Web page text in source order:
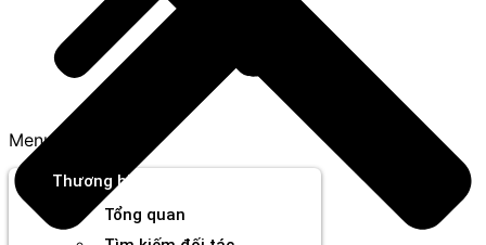
Menu
Thương hiệu
Tổng quan